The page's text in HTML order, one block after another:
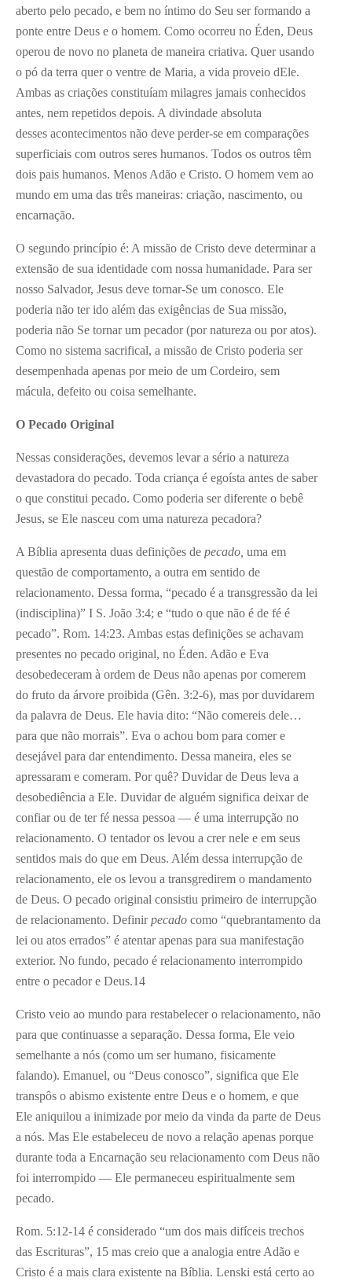
aberto pelo pecado, e bem no íntimo do Seu ser formando a
ponte entre Deus e o homem. Como ocorreu no Éden, Deus
operou de novo no planeta de maneira criativa. Quer usando
o pó da terra quer o ventre de Maria, a vida proveio dEle.
Ambas as criações constituíam milagres jamais conhecidos
antes, nem repetidos depois. A divindade absoluta
desses acontecimentos não deve perder-se em comparações
superficiais com outros seres humanos. Todos os outros têm
dois pais humanos. Menos Adão e Cristo. O homem vem ao
mundo em uma das três maneiras: criação, nascimento, ou
encarnação.
O segundo princípio é: A missão de Cristo deve determinar a
extensão de sua identidade com nossa humanidade. Para ser
nosso Salvador, Jesus deve tornar-Se um conosco. Ele
poderia não ter ido além das exigências de Sua missão,
poderia não Se tornar um pecador (por natureza ou por atos).
Como no sistema sacrifical, a missão de Cristo poderia ser
desempenhada apenas por meio de um Cordeiro, sem
mácula, defeito ou coisa semelhante.
O Pecado Original
Nessas considerações, devemos levar a sério a natureza
devastadora do pecado. Toda criança é egoísta antes de saber
o que constitui pecado. Como poderia ser diferente o bebê
Jesus, se Ele nasceu com uma natureza pecadora?
A Bíblia apresenta duas definições de pecado, uma em
questão de comportamento, a outra em sentido de
relacionamento. Dessa forma, “pecado é a transgressão da lei
(indisciplina)” I S. João 3:4; e “tudo o que não é de fé é
pecado”. Rom. 14:23. Ambas estas definições se achavam
presentes no pecado original, no Éden. Adão e Eva
desobedeceram à ordem de Deus não apenas por comerem
do fruto da árvore proibida (Gên. 3:2-6), mas por duvidarem
da palavra de Deus. Ele havia dito: “Não comereis dele…
para que não morrais”. Eva o achou bom para comer e
desejável para dar entendimento. Dessa maneira, eles se
apressaram e comeram. Por quê? Duvidar de Deus leva a
desobediência a Ele. Duvidar de alguém significa deixar de
confiar ou de ter fé nessa pessoa — é uma interrupção no
relacionamento. O tentador os levou a crer nele e em seus
sentidos mais do que em Deus. Além dessa interrupção de
relacionamento, ele os levou a transgredirem o mandamento
de Deus. O pecado original consistiu primeiro de interrupção
de relacionamento. Definirpecado como “quebrantamento da
lei ou atos errados” é atentar apenas para sua manifestação
exterior. No fundo, pecado é relacionamento interrompido
entre o pecador e Deus.14
Cristo veio ao mundo para restabelecer o relacionamento, não
para que continuasse a separação. Dessa forma, Ele veio
semelhante a nós (como um ser humano, fisicamente
falando). Emanuel, ou “Deus conosco”, significa que Ele
transpôs o abismo existente entre Deus e o homem, e que
Ele aniquilou a inimizade por meio da vinda da parte de Deus
a nós. Mas Ele estabeleceu de novo a relação apenas porque
durante toda a Encarnação seu relacionamento com Deus não
foi interrompido — Ele permaneceu espiritualmente sem
pecado.
Rom. 5:12-14 é considerado “um dos mais difíceis trechos
das Escrituras”, 15 mas creio que a analogia entre Adão e
Cristo é a mais clara existente na Bíblia. Lenski está certo ao